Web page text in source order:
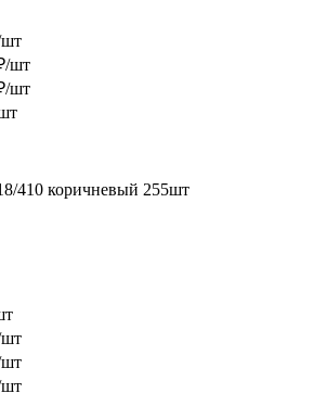
шт
шт
шт
410 коричневый 255шт
шт